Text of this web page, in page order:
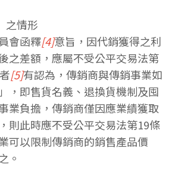
之情形
會函釋[4]意旨，因代銷獲得之利
之差額，應屬不受公平交易法第
[5]有認為，傳銷商與傳銷事業如
，即售貨名義、退換貨機制及囤
業負擔，傳銷商僅因應業績獲取
則此時應不受公平交易法第19條
可以限制傳銷商的銷售產品價
。